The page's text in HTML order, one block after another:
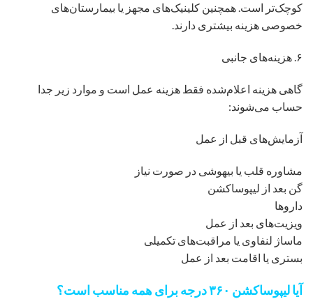
کوچک‌تر است. همچنین کلینیک‌های مجهز یا بیمارستان‌های
خصوصی هزینه بیشتری دارند.
۶. هزینه‌های جانبی
گاهی هزینه اعلام‌شده فقط هزینه عمل است و موارد زیر جدا
حساب می‌شوند:
آزمایش‌های قبل از عمل
مشاوره قلب یا بیهوشی در صورت نیاز
گن بعد از لیپوساکشن
داروها
ویزیت‌های بعد از عمل
ماساژ لنفاوی یا مراقبت‌های تکمیلی
بستری یا اقامت بعد از عمل
آیا لیپوساکشن ۳۶۰ درجه برای همه مناسب است؟